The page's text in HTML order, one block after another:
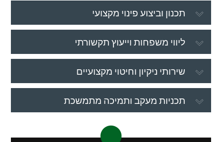
תכנון וביצוע פינוי מקצועי
ליווי משפחות וייעוץ תקשורתי
שירותי ניקיון וחיטוי מקצועיים
תכניות מעקב ותמיכה מתמשכת